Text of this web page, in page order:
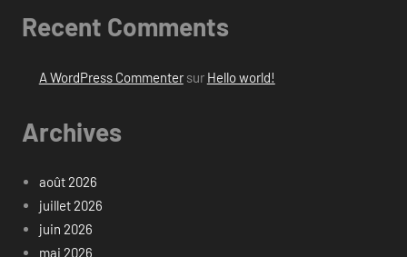
Recent Comments
A WordPress Commentersur Hello world!
Archives
août 2026
juillet 2026
juin 2026
mai 2026